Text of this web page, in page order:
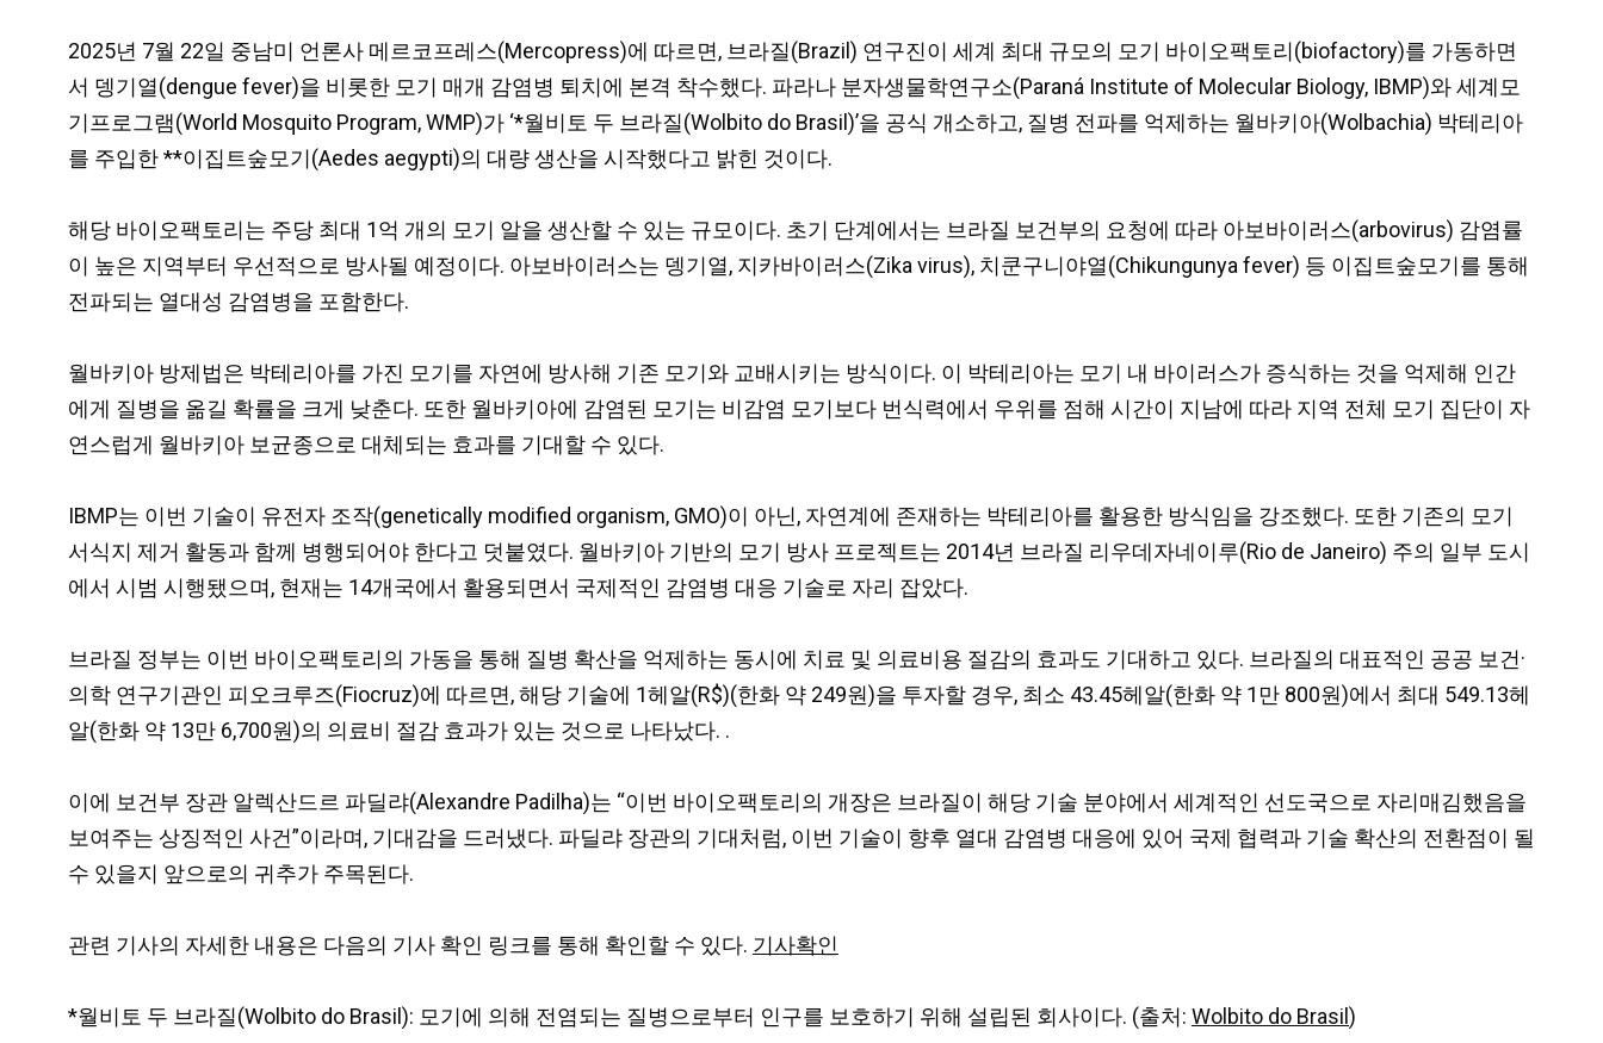
2025년 7월 22일 중남미 언론사 메르코프레스(Mercopress)에 따르면, 브라질(Brazil) 연구진이 세계 최대 규모의 모기 바이오팩토리(biofactory)를 가동하면
서 뎅기열(dengue fever)을 비롯한 모기 매개 감염병 퇴치에 본격 착수했다. 파라나 분자생물학연구소(Paraná Institute of Molecular Biology, IBMP)와 세계모
기프로그램(World Mosquito Program, WMP)가 ‘*월비토 두 브라질(Wolbito do Brasil)’을 공식 개소하고, 질병 전파를 억제하는 월바키아(Wolbachia) 박테리아
를 주입한 **이집트숲모기(Aedes aegypti)의 대량 생산을 시작했다고 밝힌 것이다.
해당 바이오팩토리는 주당 최대 1억 개의 모기 알을 생산할 수 있는 규모이다. 초기 단계에서는 브라질 보건부의 요청에 따라 아보바이러스(arbovirus) 감염률
이 높은 지역부터 우선적으로 방사될 예정이다. 아보바이러스는 뎅기열, 지카바이러스(Zika virus), 치쿤구니야열(Chikungunya fever) 등 이집트숲모기를 통해
전파되는 열대성 감염병을 포함한다.
월바키아 방제법은 박테리아를 가진 모기를 자연에 방사해 기존 모기와 교배시키는 방식이다. 이 박테리아는 모기 내 바이러스가 증식하는 것을 억제해 인간
에게 질병을 옮길 확률을 크게 낮춘다. 또한 월바키아에 감염된 모기는 비감염 모기보다 번식력에서 우위를 점해 시간이 지남에 따라 지역 전체 모기 집단이 자
연스럽게 월바키아 보균종으로 대체되는 효과를 기대할 수 있다.
IBMP는 이번 기술이 유전자 조작(genetically modified organism, GMO)이 아닌, 자연계에 존재하는 박테리아를 활용한 방식임을 강조했다. 또한 기존의 모기
서식지 제거 활동과 함께 병행되어야 한다고 덧붙였다. 월바키아 기반의 모기 방사 프로젝트는 2014년 브라질 리우데자네이루(Rio de Janeiro) 주의 일부 도시
에서 시범 시행됐으며, 현재는 14개국에서 활용되면서 국제적인 감염병 대응 기술로 자리 잡았다.
브라질 정부는 이번 바이오팩토리의 가동을 통해 질병 확산을 억제하는 동시에 치료 및 의료비용 절감의 효과도 기대하고 있다. 브라질의 대표적인 공공 보건·
의학 연구기관인 피오크루즈(Fiocruz)에 따르면, 해당 기술에 1헤알(R$)(한화 약 249원)을 투자할 경우, 최소 43.45헤알(한화 약 1만 800원)에서 최대 549.13헤
알(한화 약 13만 6,700원)의 의료비 절감 효과가 있는 것으로 나타났다. .
이에 보건부 장관 알렉산드르 파딜랴(Alexandre Padilha)는 “이번 바이오팩토리의 개장은 브라질이 해당 기술 분야에서 세계적인 선도국으로 자리매김했음을
보여주는 상징적인 사건”이라며, 기대감을 드러냈다. 파딜랴 장관의 기대처럼, 이번 기술이 향후 열대 감염병 대응에 있어 국제 협력과 기술 확산의 전환점이 될
수 있을지 앞으로의 귀추가 주목된다.
관련 기사의 자세한 내용은 다음의 기사 확인 링크를 통해 확인할 수 있다. 기사확인
*월비토 두 브라질(Wolbito do Brasil): 모기에 의해 전염되는 질병으로부터 인구를 보호하기 위해 설립된 회사이다. (출처: Wolbito do Brasil )